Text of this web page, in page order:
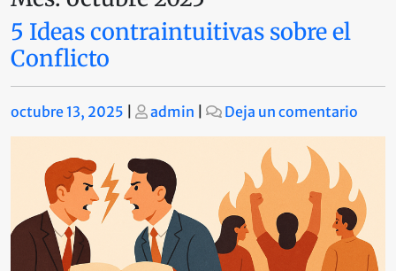
5 Ideas contraintuitivas sobre el
Conflicto
Publicado
octubre 13, 2025 Publicado
admin Deja un comentario
5
sobre
el